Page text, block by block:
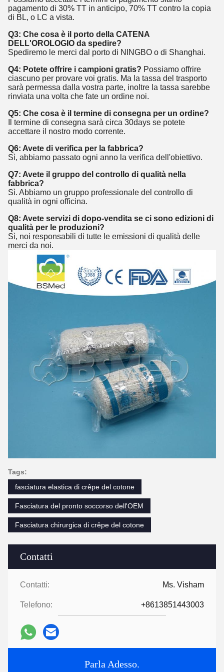
Contatti
Contatti: Ms. Visham
Telefono: +8613851443003
Parla Adesso.
pagamento di 30% TT in anticipo, 70% TT contro la copia
di BL, o LC a vista.
Q3: Che cosa è il porto della CATENA
DELL'OROLOGIO da spedire?
Spediremo le merci dal porto di NINGBO o di Shanghai.
Q4: Potete offrire i campioni gratis? Possiamo offrire
ciascuno per provare voi gratis. Ma la tassa del trasporto
sarà permessa dalla vostra parte, inoltre la tassa sarebbe
rinviata una volta che fate un ordine noi.
Q5: Che cosa è il termine di consegna per un ordine?
Il termine di consegna sarà circa 30days se potete
accettare il nostro modo corrente.
Q6: Avete di verifica per la fabbrica?
Sì, abbiamo passato ogni anno la verifica dell'obiettivo.
Q7: Avete il gruppo del controllo di qualità nella
fabbrica?
Sì. Abbiamo un gruppo professionale del controllo di
qualità in ogni officina.
Q8: Avete servizi di dopo-vendita se ci sono edizioni di
qualità per le produzioni?
Sì, noi responsabili di tutte le emissioni di qualità delle
merci da noi.
Tags:
fasciatura elastica di crêpe del cotone
Fasciatura del pronto soccorso dell'OEM
Fasciatura chirurgica di crêpe del cotone